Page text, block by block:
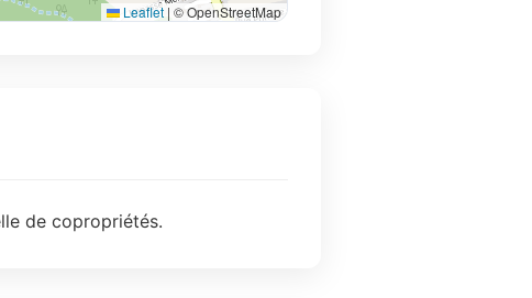
Leaflet | © OpenStreetMap
de copropriétés.